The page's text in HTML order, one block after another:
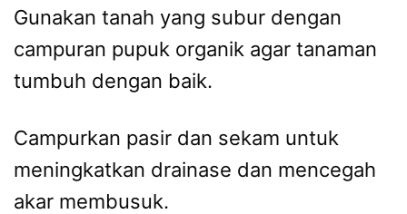
Gunakan tanah yang subur dengan
campuran pupuk organik agar tanaman
tumbuh dengan baik.
Campurkan pasir dan sekam untuk
meningkatkan drainase dan mencegah
akar membusuk.